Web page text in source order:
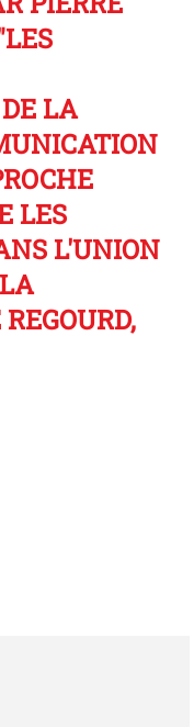
LA
LES
L'UNION